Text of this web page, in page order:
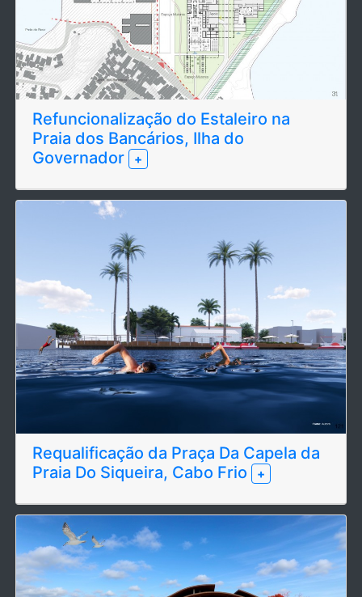
Refuncionalização do Estaleiro na
Praia dos Bancários, Ilha do
Governador
+
Requalificação da Praça Da Capela da
Praia Do Siqueira, Cabo Frio
+